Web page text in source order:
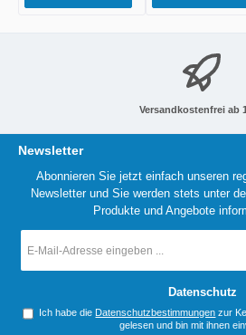
Versandkostenfrei ab
Newsletter
Abonnieren Sie jetzt einfach unseren
Newsletter und Sie werden stets unter
Produkte und Angebote
Mail-
Datenschutz
Ich habe die Datenschutzbestimmungen zur
gelesen und bin mit ihnen